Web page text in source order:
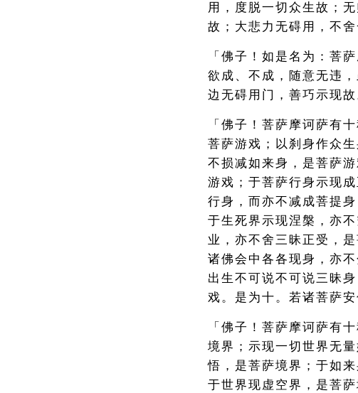
用，度脱一切众生故；
故；大悲力无碍用，不
「佛子！如是名为：菩
欲成、不成，随意无违
边无碍用门，善巧示现故
「佛子！菩萨摩诃萨有
菩萨游戏；以刹身作众
不损减如来身，是菩萨
游戏；于菩萨行身示现
行身，而亦不减成菩提
于生死界示现涅槃，亦
业，亦不舍三昧正受，
诸佛会中各各现身，亦
出生不可说不可说三昧
戏。是为十。若诸菩萨
「佛子！菩萨摩诃萨有
境界；示现一切世界无
悟，是菩萨境界；于如
于世界现虚空界，是菩